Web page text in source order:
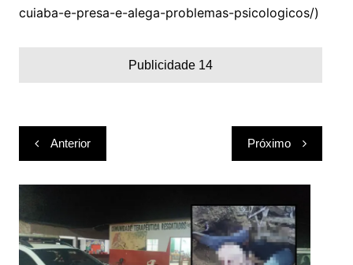
cuiaba-e-presa-e-alega-problemas-psicologicos/)
Publicidade 14
Navegação
de
Post
Anterior Próximo